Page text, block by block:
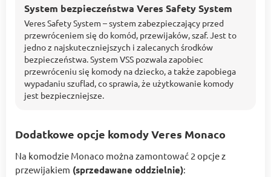
System bezpieczeństwa Veres Safety System
Veres Safety System – system zabezpieczający przed
przewróceniem się do komód, przewijaków, szaf. Jest to
jedno z najskuteczniejszych i zalecanych środków
bezpieczeństwa. System VSS pozwala zapobiec
przewróceniu się komody na dziecko, a także zapobiega
wypadaniu szuflad, co sprawia, że ​​użytkowanie komody
jest bezpieczniejsze.
Dodatkowe opcje komody Veres Monaco
Na komodzie Monaco można zamontować 2 opcje z
przewijakiem (sprzedawane oddzielnie):